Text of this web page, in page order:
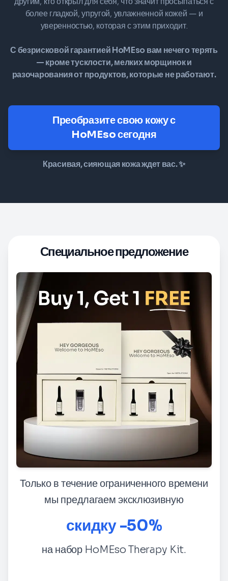
более гладкой, упругой, увлажненной кожей — и
уверенностью, которая с этим приходит.
С безрисковой гарантией HoMEso вам нечего терять
— кроме тусклости, мелких морщинок и
разочарования от продуктов, которые не работают.
Преобразите свою кожу с
HoMEso сегодня
Красивая, сияющая кожа ждет вас. ✨
Специальное предложение
Только в течение ограниченного времени
мы предлагаем эксклюзивную
скидку -50%
на набор HoMEso Therapy Kit.